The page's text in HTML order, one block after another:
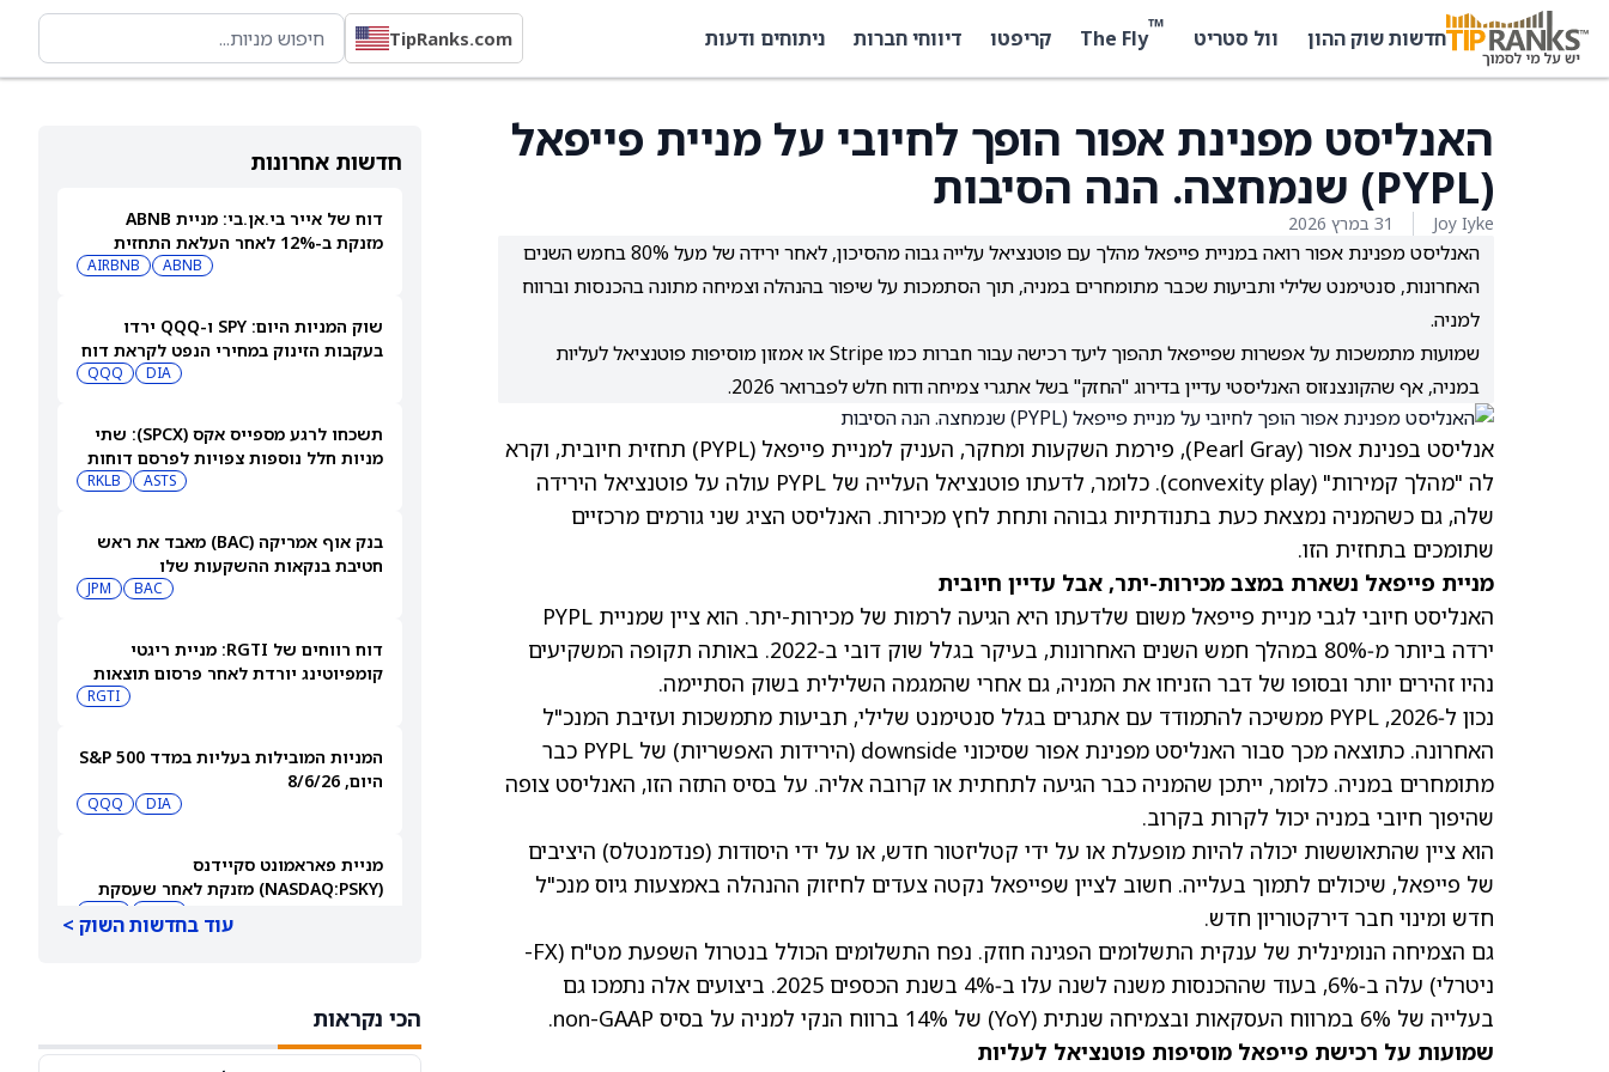
חדשות שוק ההון וול סטריט ™
The Fly קריפטו דיווחי חברות ניתוחים ודעות TipRanks.com
חדשות אחרונות
דוח של אייר בי.אן.בי: מניית ABNB
מזנקת ב-12% לאחר העלאת התחזית
ABNB
AIRBNB
שוק המניות היום: SPY ו-QQQ ירדו
בעקבות הזינוק במחירי הנפט לקראת דוח
DIA
QQQ
תשכחו לרגע מספייס אקס (SPCX): שתי
מניות חלל נוספות צפויות לפרסם דוחות
ASTS
RKLB
בנק אוף אמריקה (BAC) מאבד את ראש
חטיבת בנקאות ההשקעות שלו
BAC
JPM
דוח רווחים של RGTI: מניית ריגטי
קומפיוטינג יורדת לאחר פרסום תוצאות
RGTI
המניות המובילות בעליות במדד S&P 500
היום, 8/6/26
DIA
QQQ
מניית פאראמונט סקיידנס
(NASDAQ:PSKY) מזנקת לאחר שעסקת
המיזוג קיבלה אישור בבריטניה
הרבעון השני
עוד בחדשות השוק >
הכי נקראות
האנליסט מפנינת אפור הופך לחיובי על מניית פייפאל
(PYPL) שנמחצה. הנה הסיבות
Joy Iyke 31 במרץ 2026
האנליסט מפנינת אפור רואה במניית פייפאל מהלך עם פוטנציאל עלייה גבוה מהסיכון, לאחר ירידה של מעל 80% בחמש השנים
האחרונות, סנטימנט שלילי ותביעות שכבר מתומחרים במניה, תוך הסתמכות על שיפור בהנהלה וצמיחה מתונה בהכנסות וברווח
למניה.
שמועות מתמשכות על אפשרות שפייפאל תהפוך ליעד רכישה עבור חברות כמו Stripe או אמזון מוסיפות פוטנציאל לעליות
במניה, אף שהקונצנזוס האנליסטי עדיין בדירוג "החזק" בשל אתגרי צמיחה ודוח חלש לפברואר 2026.
אנליסט בפנינת אפור (Pearl Gray), פירמת השקעות ומחקר, העניק ל מניית פייפאל (PYPL)
תחזית חיובית, וקרא
לה "מהלך קמירות" (convexity play). כלומר, לדעתו פוטנציאל העלייה של PYPL עולה על פוטנציאל הירידה
שלה, גם כשהמניה נמצאת כעת בתנודתיות גבוהה ותחת לחץ מכירות. האנליסט הציג שני גורמים מרכזיים
שתומכים בתחזית הזו.
מניית פייפאל נשארת במצב מכירות-יתר, אבל עדיין חיובית
האנליסט חיובי לגבי מניית פייפאל משום שלדעתו היא הגיעה לרמות של מכירות-יתר. הוא ציין שמניית PYPL
ירדה ביותר מ‑80% במהלך חמש השנים האחרונות, בעיקר בגלל שוק דובי ב‑2022. באותה תקופה המשקיעים
נהיו זהירים יותר ובסופו של דבר הזניחו את המניה, גם אחרי שהמגמה השלילית בשוק הסתיימה.
נכון ל‑2026, PYPL ממשיכה להתמודד עם אתגרים בגלל סנטימנט שלילי, תביעות מתמשכות ועזיבת המנכ"ל
האחרונה. כתוצאה מכך סבור האנליסט מפנינת אפור שסיכוני downside (הירידות האפשריות) של PYPL כבר
מתומחרים במניה. כלומר, ייתכן שהמניה כבר הגיעה לתחתית או קרובה אליה. על בסיס התזה הזו, האנליסט צופה
שהיפוך חיובי במניה יכול לקרות בקרוב.
הוא ציין שהתאוששות יכולה להיות מופעלת או על ידי קטליזטור חדש, או על ידי היסודות (פנדמנטלס) היציבים
של פייפאל, שיכולים לתמוך בעלייה. חשוב לציין שפייפאל נקטה צעדים לחיזוק ההנהלה באמצעות גיוס מנכ"ל
חדש ומינוי חבר דירקטוריון חדש.
גם הצמיחה הנומינלית של ענקית התשלומים הפגינה חוזק. נפח התשלומים הכולל בנטרול השפעת מט"ח (FX-
ניטרלי) עלה ב‑6%, בעוד שההכנסות משנה לשנה עלו ב‑4% בשנת הכספים 2025. ביצועים אלה נתמכו גם
בעלייה של 6% במרווח העסקאות ובצמיחה שנתית (YoY) של 14% ברווח הנקי למניה על בסיס non-GAAP.
שמועות על רכישת פייפאל מוסיפות פוטנציאל לעליות